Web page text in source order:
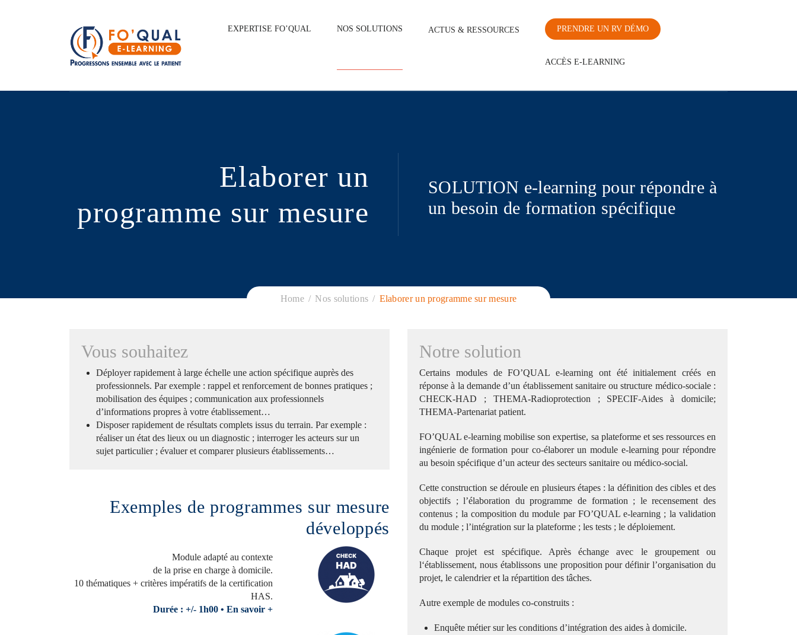
EXPERTISE FO’QUAL NOS SOLUTIONS ACTUS & RESSOURCES PRENDRE UN RV DÉMO
ACCÈS E-LEARNING
Elaborer un
programme sur mesure
SOLUTION e-learning pour répondre à
un besoin de formation spécifique
Home Nos solutions Elaborer un programme sur mesure
Vous souhaitez
Déployer rapidement à large échelle une action spécifique auprès des
professionnels. Par exemple : rappel et renforcement de bonnes pratiques ;
mobilisation des équipes ; communication aux professionnels
d’informations propres à votre établissement…
Disposer rapidement de résultats complets issus du terrain. Par exemple :
réaliser un état des lieux ou un diagnostic ; interroger les acteurs sur un
sujet particulier ; évaluer et comparer plusieurs établissements…
Exemples de programmes sur mesure
développés
Module adapté au contexte
de la prise en charge à domicile.
10 thématiques + critères impératifs de la certification
HAS.
Durée : +/- 1h00 •En savoir +
Notre solution
Certains modules de FO’QUAL e-learning ont été initialement créés en
réponse à la demande d’un établissement sanitaire ou structure médico-sociale :
CHECK-HAD ; THEMA-Radioprotection ; SPECIF-Aides à domicile;
THEMA-Partenariat patient.
FO’QUAL e-learning mobilise son expertise, sa plateforme et ses ressources en
ingénierie de formation pour co-élaborer un module e-learning pour répondre
au besoin spécifique d’un acteur des secteurs sanitaire ou médico-social.
Cette construction se déroule en plusieurs étapes : la définition des cibles et des
objectifs ; l’élaboration du programme de formation ; le recensement des
contenus ; la composition du module par FO’QUAL e-learning ; la validation
du module ; l’intégration sur la plateforme ; les tests ; le déploiement.
Chaque projet est spécifique. Après échange avec le groupement ou
l‘établissement, nous établissons une proposition pour définir l’organisation du
projet, le calendrier et la répartition des tâches.
Autre exemple de modules co-construits :
Enquête métier sur les conditions d’intégration des aides à domicile.